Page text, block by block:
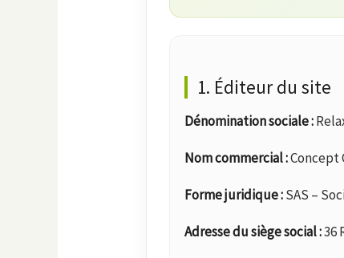
1. Éditeur du site
Dénomination sociale :
Nom commercial :Concept
Forme juridique :SAS –
Adresse du siège social :36